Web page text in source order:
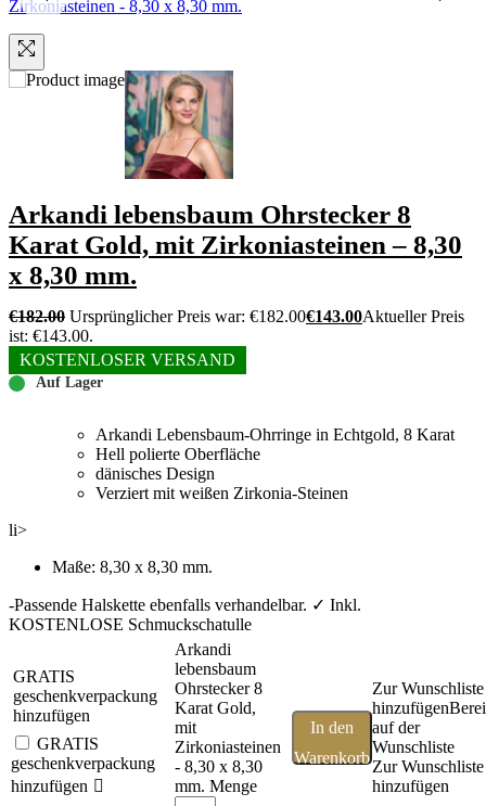
Arkandi lebensbaum Ohrstecker 8
Karat Gold, mit Zirkoniasteinen – 8,30
x 8,30 mm.
€182.00 Ursprünglicher Preis war: €182.00€143.00Aktueller Preis
ist: €143.00.
KOSTENLOSER VERSAND
Auf Lager
Arkandi Lebensbaum-Ohrringe in Echtgold, 8 Karat
Hell polierte Oberfläche
dänisches Design
Verziert mit weißen Zirkonia-Steinen
li>
Maße: 8,30 x 8,30 mm.
-Passende Halskette ebenfalls verhandelbar. ✓ Inkl.
KOSTENLOSE Schmuckschatulle
GRATIS
geschenkverpackung
hinzufügen
GRATIS
geschenkverpackung
hinzufügen
Arkandi
lebensbaum
Ohrstecker 8
Karat Gold,
mit
Zirkoniasteinen
- 8,30 x 8,30
mm. Menge
In den
Warenkorb
Zur Wunschliste
hinzufügen
auf der
Wunschliste
Zur Wunschliste
hinzufügen